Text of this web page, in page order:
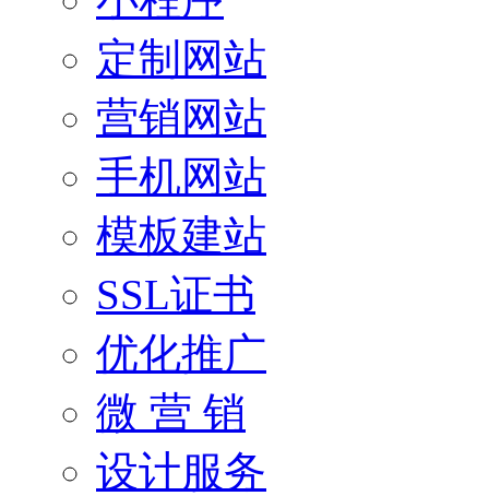
定制网站
营销网站
手机网站
模板建站
SSL证书
优化推广
微 营 销
设计服务